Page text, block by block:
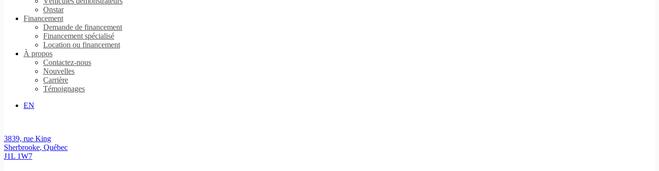
Onstar
Financement
Demande de financement
Financement spécialisé
Location ou financement
À propos
Contactez-nous
Nouvelles
Carrière
Témoignages
EN
3839, rue King
Sherbrooke, Québec
J1L 1W7